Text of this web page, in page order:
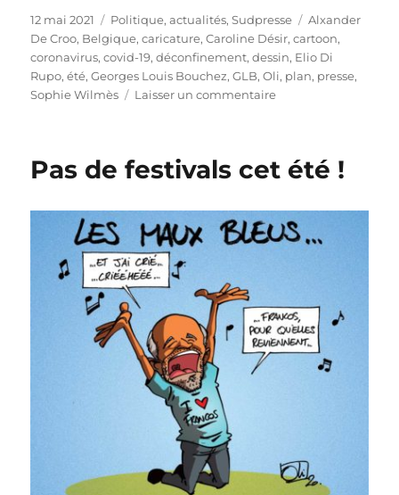
Publié
le
12 mai 2021 Catégories
Politique, actualités,Sudpresse Étiquettes
Alxander
De Croo, Belgique,caricature,Caroline Désir,cartoon,
coronavirus,covid-19,déconfinement,dessin, Elio Di
Rupo,été,Georges Louis Bouchez,GLB,Oli, plan, presse,
Sophie Wilmès
Laisser un commentairesur
!
Pas de festivals cet été !